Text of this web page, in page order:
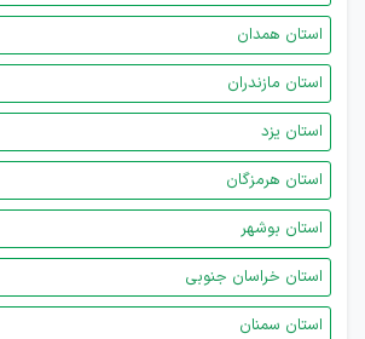
استان همدان
استان مازندران
استان یزد
استان هرمزگان
استان بوشهر
استان خراسان جنوبی
استان سمنان